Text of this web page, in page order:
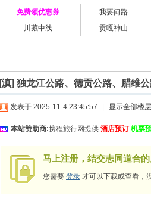
索
›
免费领优惠券
我要问路
川藏中线 贡嘎神山
[滇] 独龙江公路、德贡公路、腊维
发表于 2025-11-4 23:45:57 显示全部楼层
本站赞助商:携程旅行网提供 酒店预订 机票
马上注册，结交志同道合
您需要 登录 才可以下载或查看，